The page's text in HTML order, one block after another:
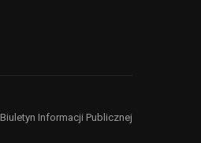
Biuletyn Informacji Publicznej